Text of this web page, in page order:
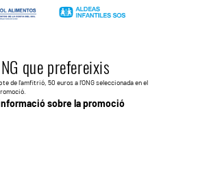
que prefereixis
de l’amfitrió, 50 euros a l’ONG seleccionada en el
sobre la promoció